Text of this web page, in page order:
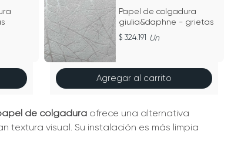
Papel de colgadura
giulia&daphne - grietas
324.191 Un
Agregar al carrito
de colgadura ofrece una alternativa
visual. Su instalación es más limpia